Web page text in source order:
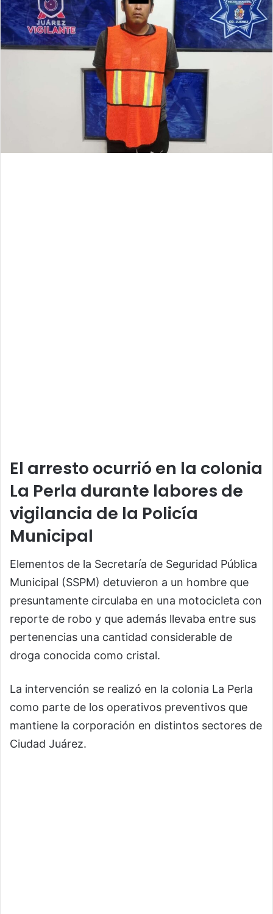
El arresto ocurrió en la colonia
La Perla durante labores de
vigilancia de la Policía
Municipal
Elementos de la Secretaría de Seguridad Pública
Municipal (SSPM) detuvieron a un hombre que
presuntamente circulaba en una motocicleta con
reporte de robo y que además llevaba entre sus
pertenencias una cantidad considerable de
droga conocida como cristal.
La intervención se realizó en la colonia La Perla
como parte de los operativos preventivos que
mantiene la corporación en distintos sectores de
Ciudad Juárez.